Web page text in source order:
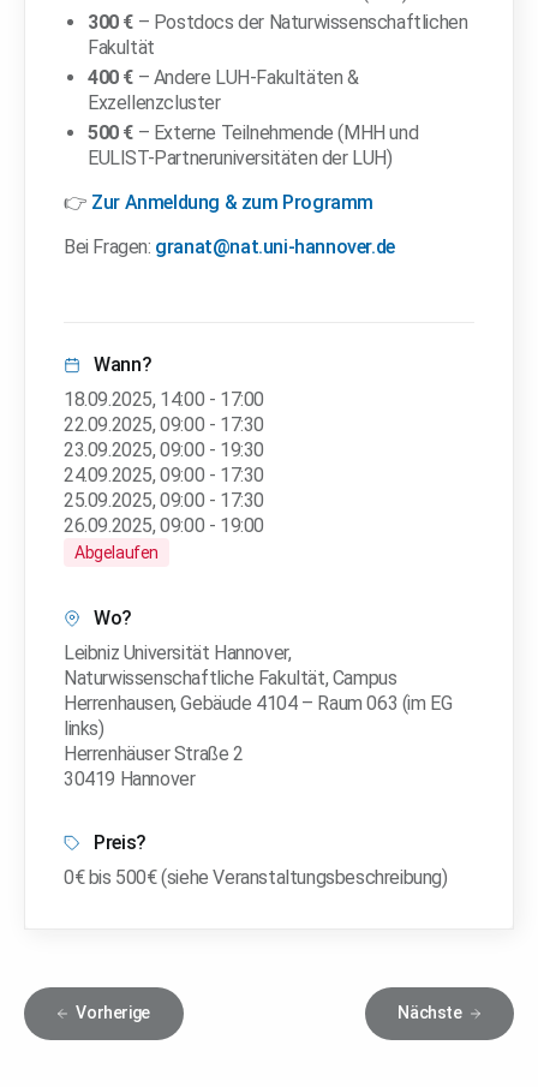
300 € – Postdocs der Naturwissenschaftlichen
Fakultät
400 € – Andere LUH-Fakultäten &
Exzellenzcluster
500 € – Externe Teilnehmende (MHH und
EULIST-Partneruniversitäten der LUH)
👉 Zur Anmeldung & zum Programm
Bei Fragen: granat@nat.uni-hannover.de
Wann?
18.09.2025, 14:00 - 17:00
22.09.2025,09:00 - 17:30
23.09.2025,09:00 - 19:30
24.09.2025,09:00 - 17:30
25.09.2025,09:00 - 17:30
26.09.2025,09:00 - 19:00
Abgelaufen
Wo?
Leibniz Universität Hannover,
Naturwissenschaftliche Fakultät, Campus
Herrenhausen, Gebäude 4104 – Raum 063 (im EG
links)
Herrenhäuser Straße 2
30419 Hannover
Preis?
0€ bis 500€ (siehe Veranstaltungsbeschreibung)
Vorherige Nächste